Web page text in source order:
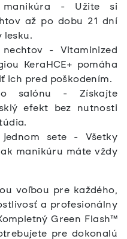
manikúra - Užite si
až po dobu 21 dní
lesku.
- Vitaminized
KeraHCE+ pomáha
ich pred poškodením.
salónu - Získajte
efekt bez nutnosti
sete - Všetky
manikúru máte vždy
voľbou pre každého,
a profesionálny
Green Flash™
pre dokonalú